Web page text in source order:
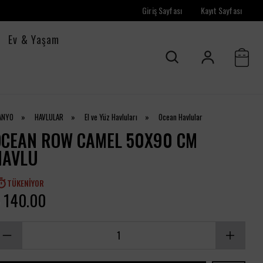
Giriş Sayfası Kayıt Sayfası
Ev & Yaşam
» HAVLULAR » El ve Yüz Havluları » Ocean Havlular
ROW CAMEL 50X90 CM
TÜKENIYOR